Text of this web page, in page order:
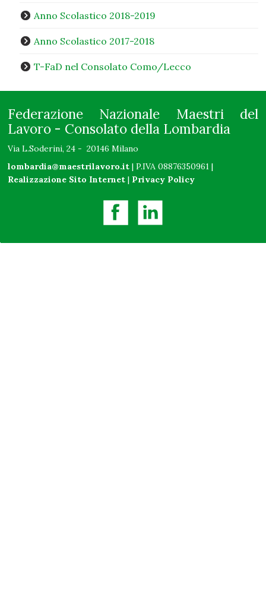
Anno Scolastico 2018-2019
Anno Scolastico 2017-2018
T-FaD nel Consolato Como/Lecco
Federazione Nazionale Maestri del
Lavoro - Consolato della Lombardia
Via L.Soderini, 24 - 20146 Milano
lombardia@maestrilavoro.it | P.IVA 08876350961 |
Realizzazione Sito Internet | Privacy Policy